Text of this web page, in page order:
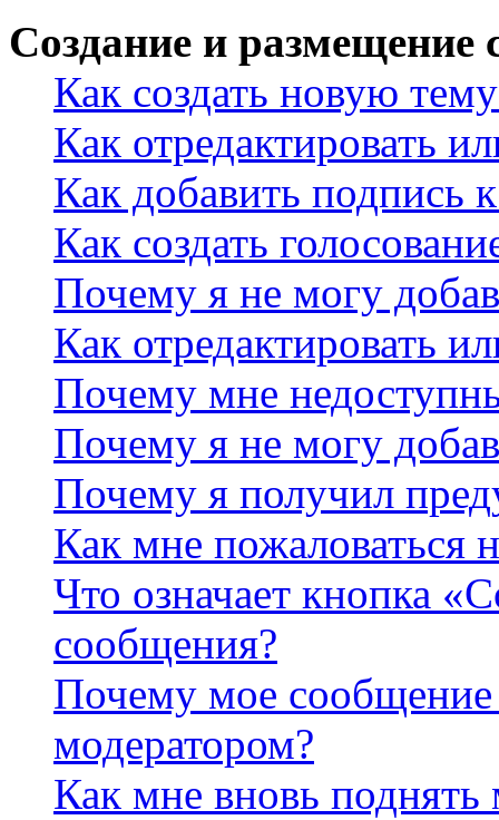
Создание и размещение
Как создать новую
Как отредактировать
Как добавить подпись
Как создать
Почему я не могу
Как отредактировать
Почему мне
Почему я не могу
Почему я получил
Как мне пожаловаться
Что означает кнопка
сообщения?
Почему мое сообщение
модератором?
Как мне вновь